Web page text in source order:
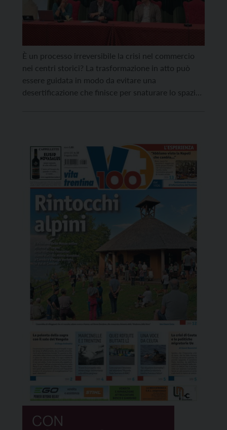
È un processo irreversibile la crisi nel commercio
nei centri storici? La trasformazione in atto può
essere guidata in modo da evitare una
desertificazione che finisce per snaturare lo spazio